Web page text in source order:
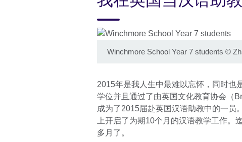
Winchmore School Year 7 students ©
2015年是我人生中最难以忘怀，同时也
学位并且通过了由英国文化教育协会（
成为了2015届赴英国汉语助教中的一员
上开启了为期10个月的汉语教学工作
多月了。